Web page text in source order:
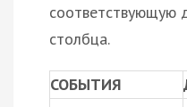
соответствующую
столбца.
СОБЫТИЯ